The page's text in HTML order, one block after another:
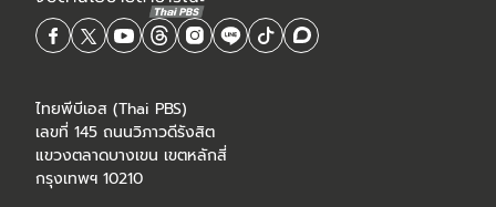
ไทยพีบีเอส (Thai PBS)
เลขที่ 145 ถนนวิภาวดีรังสิต
แขวงตลาดบางเขน เขตหลักสี่
กรุงเทพฯ 10210